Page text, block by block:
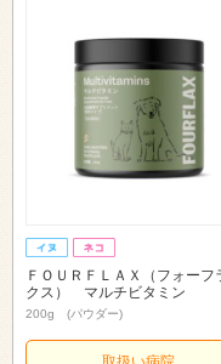
ＦＯＵＲＦＬＡＸ（フォーフ
クス） マルチビタミン
200g (パウダー)